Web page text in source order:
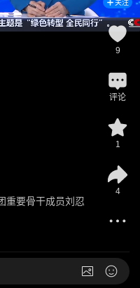
重要骨干成员刘忍
关注
9
评论
1
4